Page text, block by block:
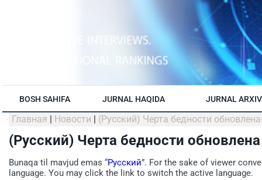
BOSH SAHIFA JURNAL HAQIDA JURNAL
Главная | Новости | (Русский) Черта бедности
(Русский) Черта бедности
Bunaqa til mavjud emas “Русский”. For the sake of viewer
language. You may click the link to switch the active language.